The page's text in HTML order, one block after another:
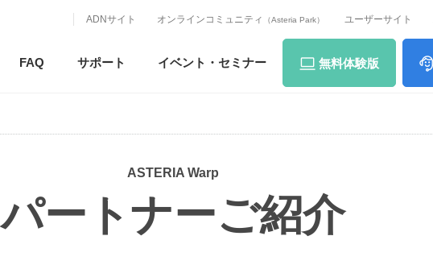
ADNサイト オンラインコミュニティ （Asteria Park） ユーザーサイト
FAQ サポート イベント・ セミナー 無料体験版
ASTERIA Warp
パートナーご紹介